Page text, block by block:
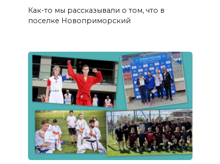
Как-то мы рассказывали о том, что в
поселке Новоприморский